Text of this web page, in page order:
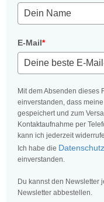
E-Mail*
Mit dem Absenden dieses
einverstanden, dass
gespeichert und zum
Kontaktaufnahme per
kann ich jederzeit
Ich habe die
einverstanden.
Du kannst den Newsletter
Newsletter abbestellen.